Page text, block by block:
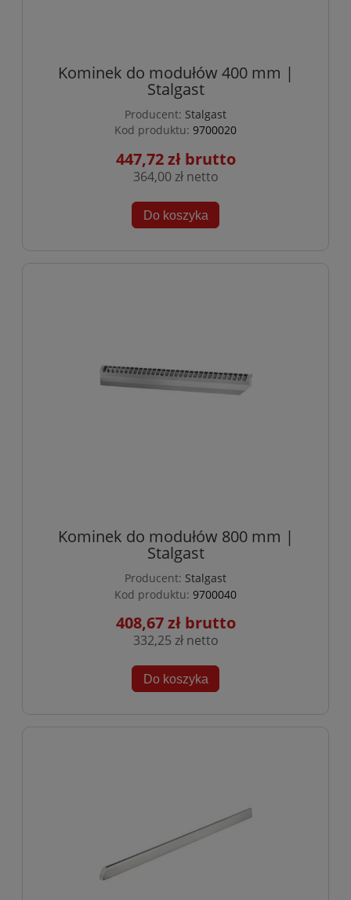
Kominek do modułów 400 mm |
Stalgast
Producent: Stalgast
Kod produktu: 9700020
447,72 zł
364,00 zł
Do koszyka
Kominek do modułów 800 mm |
Stalgast
Producent: Stalgast
Kod produktu: 9700040
408,67 zł
332,25 zł
Do koszyka